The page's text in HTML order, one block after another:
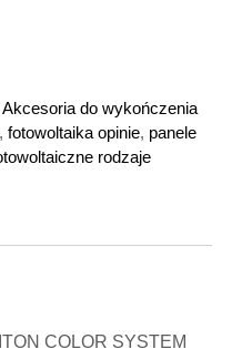
Akcesoria do wykończenia
,fotowoltaika opinie, panele
rodzaje
COLOR SYSTEM